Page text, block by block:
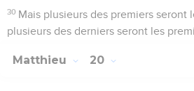
30 Mais plusieurs des premiers seront
plusieurs des derniers seront les
Matthieu 20